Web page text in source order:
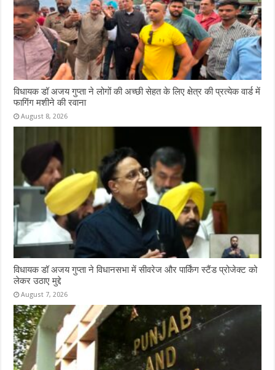
विधायक डॉ अजय गुप्ता ने लोगों की अच्छी सेहत के लिए क्षेत्र की प्रत्येक वार्ड में
फागिंग मशीने की रवाना
August 8, 2026
विधायक डॉ अजय गुप्ता ने विधानसभा में सीवरेज और पार्किंग स्टैंड प्रोजेक्ट को
लेकर उठाए मुद्दे
August 7, 2026